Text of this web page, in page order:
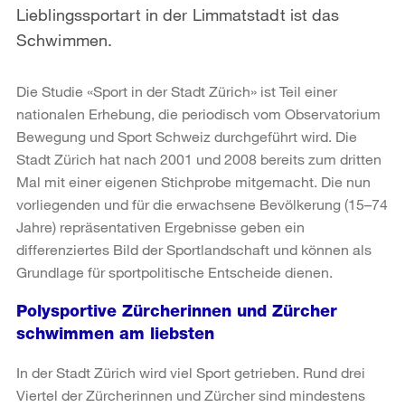
Lieblingssportart in der Limmatstadt ist das
Schwimmen.
Die Studie «Sport in der Stadt Zürich» ist Teil einer
nationalen Erhebung, die periodisch vom Observatorium
Bewegung und Sport Schweiz durchgeführt wird. Die
Stadt Zürich hat nach 2001 und 2008 bereits zum dritten
Mal mit einer eigenen Stichprobe mitgemacht. Die nun
vorliegenden und für die erwachsene Bevölkerung (15–74
Jahre) repräsentativen Ergebnisse geben ein
differenziertes Bild der Sportlandschaft und können als
Grundlage für sportpolitische Entscheide dienen.
Polysportive Zürcherinnen und Zürcher
schwimmen am liebsten
In der Stadt Zürich wird viel Sport getrieben. Rund drei
Viertel der Zürcherinnen und Zürcher sind mindestens